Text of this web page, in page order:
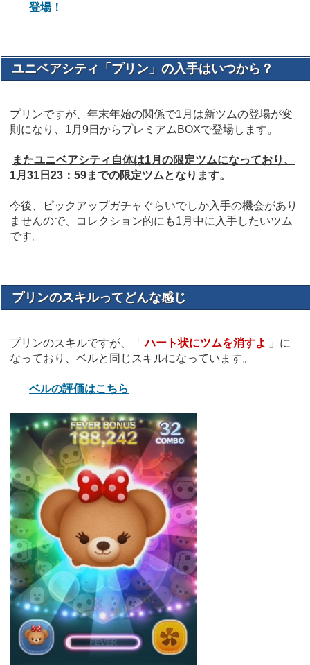
登場！
ユニベアシティ「プリン」の入手はいつから？
プリンですが、年末年始の関係で1月は新ツムの登場が変
則になり、1月9日からプレミアムBOXで登場します。
またユニベアシティ自体は1月の限定ツムになっており、
1月31日23：59までの限定ツムとなります。
今後、ピックアップガチャぐらいでしか入手の機会があり
ませんので、コレクション的にも1月中に入手したいツム
です。
プリンのスキルってどんな感じ
プリンのスキルですが、「 ハート状にツムを消すよ
」に
なっており、ベルと同じスキルになっています。
ベルの評価はこちら